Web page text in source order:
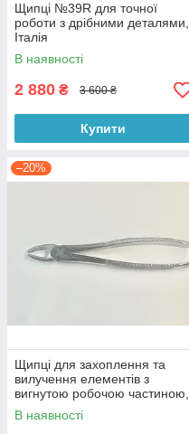
Щипці №39R для точної
роботи з дрібними деталями,
Італія
В наявності
2 880 ₴ 3 600 ₴
Купити
–20%
Щипці для захоплення та
вилучення елементів з
вигнутою робочою частиною,
Італія
В наявності